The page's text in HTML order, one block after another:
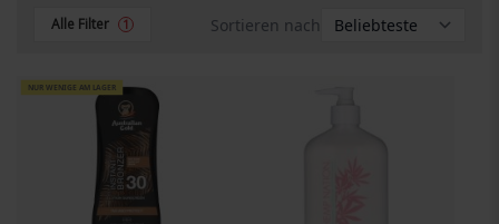
Alle Filter 1 Sortieren nach
NUR WENIGE AM LAGER